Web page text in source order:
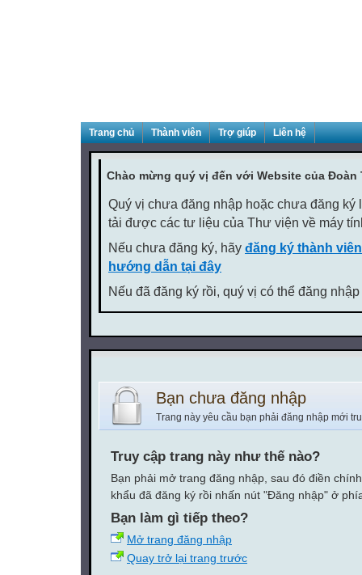
Trang chủ Thành viên Trợ giúp Liên hệ
Chào mừng quý vị đến với Website của Đoàn
Quý vị chưa đăng nhập hoặc chưa đăng ký
tải được các tư liệu của Thư viện về máy
Nếu chưa đăng ký, hãy đăng ký thành
hướng dẫn tại đây
Nếu đã đăng ký rồi, quý vị có thể đăng
Bạn chưa đăng nhập
Trang này yêu cầu bạn phải đăng nhập mới
Truy cập trang này như thế nào?
Bạn phải mở trang đăng nhập, sau đó điền
khẩu đã đăng ký rồi nhấn nút "Đăng nhập" ở
Bạn làm gì tiếp theo?
Mở trang đăng nhập
Quay trở lại trang trước